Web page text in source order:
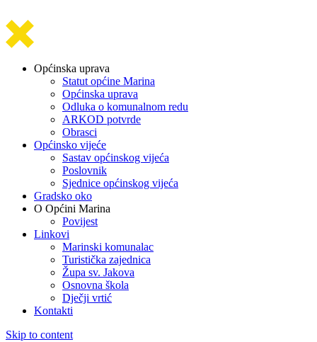
Općinska uprava
Statut općine Marina
Općinska uprava
Odluka o komunalnom redu
ARKOD potvrde
Obrasci
Općinsko vijeće
Sastav općinskog vijeća
Poslovnik
Sjednice općinskog vijeća
Gradsko oko
O Općini Marina
Povijest
Linkovi
Marinski komunalac
Turistička zajednica
Župa sv. Jakova
Osnovna škola
Dječji vrtić
Kontakti
Skip to content